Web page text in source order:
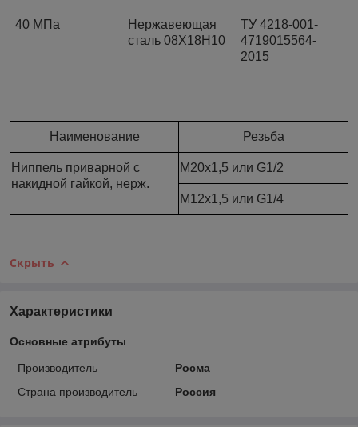
40 МПа
Нержавеющая
сталь 08Х18Н10
ТУ 4218-001-
4719015564-
2015
Наименование Резьба
Ниппель приварной с
накидной гайкой, нерж.
M20x1,5 или G1/2
M12x1,5 или G1/4
Скрыть
Характеристики
Основные атрибуты
Производитель
Росма
Страна производитель
Россия